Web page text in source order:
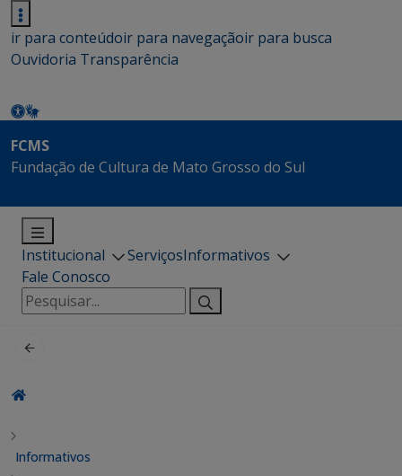
ir para conteúdoir para navegaçãoir para busca
Ouvidoria Transparência
FCMS
Fundação de Cultura de Mato Grosso do Sul
Institucional ServiçosInformativos
Fale Conosco
Pesquisar
por:
Informativos